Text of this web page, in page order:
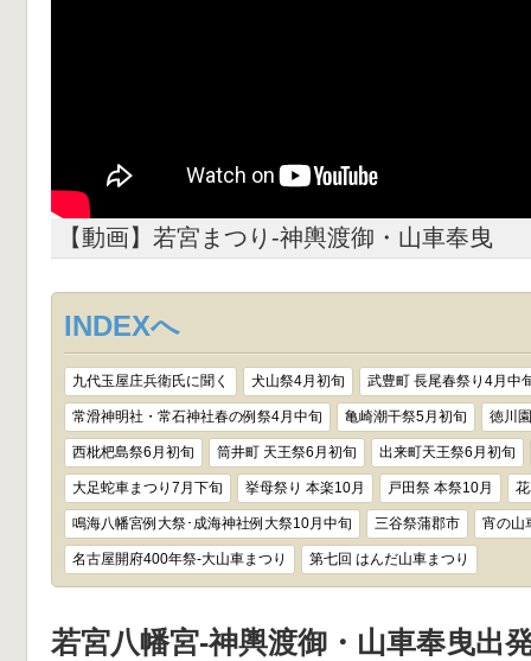
【動画】若宮まつり-神輿渡御・山車奉曳
INDEXへ
九代玉屋庄兵衛氏に聞く 犬山祭4月初旬 武豊町 長尾春祭り4月中
常滑神明社・常石神社春の例祭4月中旬 亀崎潮干祭5月初旬 徳川
西枇杷島祭6月初旬 筒井町 天王祭6月初旬 出来町天王祭6月初旬
大足蛇車まつり7月下旬 挙母祭り 本楽10月 戸田祭 本祭10月
鳴海八幡宮例大祭･成海神社例大祭10月中旬 三谷祭蒲郡市 宵の山
名古屋開府400年祭-大山車まつり 第七回 はんだ山車まつり
若宮八幡宮-神輿渡御・山車奉曳出